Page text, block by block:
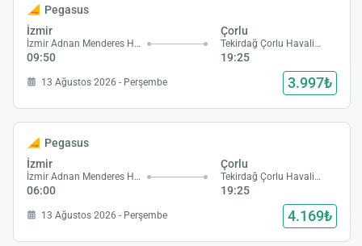
Pegasus
İzmir
İzmir Adnan Menderes Havalimanı
09:50
Çorlu
Tekirdağ Çorlu Havalimanı
19:25
13 Ağustos 2026 - Perşembe 3.997₺
Pegasus
İzmir
İzmir Adnan Menderes Havalimanı
06:00
Çorlu
Tekirdağ Çorlu Havalimanı
19:25
13 Ağustos 2026 - Perşembe 4.169₺